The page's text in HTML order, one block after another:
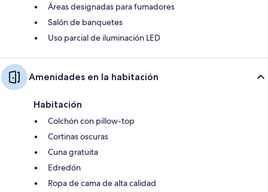
Áreas designadas para fumadores
Salón de banquetes
Uso parcial de iluminación LED
Amenidades en la habitación
Habitación
Colchón con pillow-top
Cortinas oscuras
Cuna gratuita
Edredón
Ropa de cama de alta calidad